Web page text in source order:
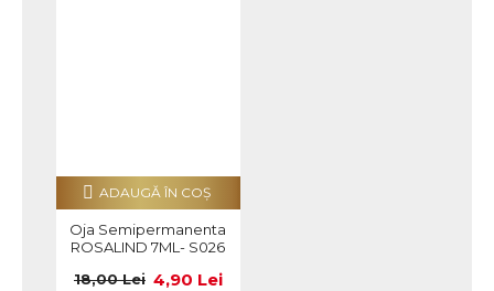
Oja Semipermanenta
ROSALIND 7ML- S026
4,90 Lei
18,00 Lei
ADAUGĂ ÎN COŞ